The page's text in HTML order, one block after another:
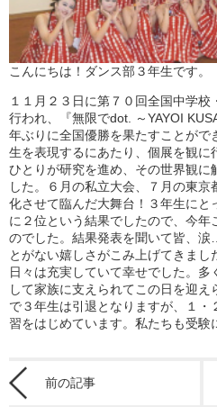
こんにちは！ダンス部３年生です。
１１月２３日に第７０回全国中学
行われ、『無限でdot. ～YAYOI
年ぶりに全国優勝を果たすことが
生を表現するにあたり、個展を観に
ひとりが研究を進め、その世界観に
した。６月の私立大会、７月の東
化させて臨んだ大舞台！３年生にと
に２位という結果でしたので、今年
のでした。結果発表を聞いて皆、
とがない嬉しさがこみ上げてきまし
日々は充実していて幸せでした。
して家族に支えられてこの日を迎
で３年生は引退となりますが、１
習をはじめています。私たちも受験
前の記事